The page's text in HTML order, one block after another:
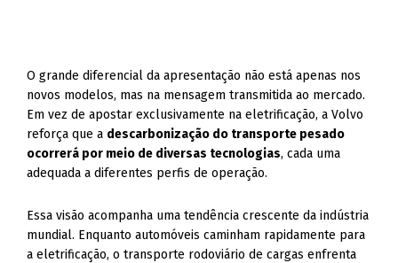
O grande diferencial da apresentação não está apenas nos
novos modelos, mas na mensagem transmitida ao mercado.
Em vez de apostar exclusivamente na eletrificação, a Volvo
reforça que a descarbonização do transporte pesado
ocorrerá por meio de diversas tecnologias, cada uma
adequada a diferentes perfis de operação.
Essa visão acompanha uma tendência crescente da indústria
mundial. Enquanto automóveis caminham rapidamente para
a eletrificação, o transporte rodoviário de cargas enfrenta